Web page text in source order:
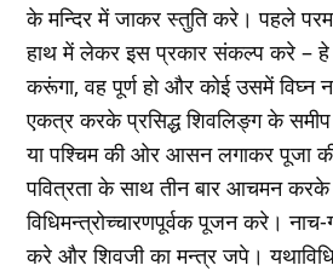
के मन्दिर में जाकर स्तुति करे। पहले
हाथ में लेकर इस प्रकार संकल्प करे –
करूंगा, वह पूर्ण हो और कोई उसमें विघ्न
एकत्र करके प्रसिद्ध शिवलिङ्ग के समीप
या पश्चिम की ओर आसन लगाकर पूजा
पवित्रता के साथ तीन बार आचमन
विधिमन्त्रोच्चारणपूर्वक पूजन करे।
करे और शिवजी का मन्त्र जपे।